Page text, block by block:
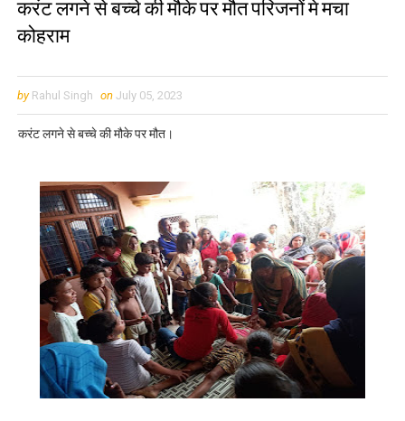
करंट लगने से बच्चे की मौके पर मौत परिजनों मे मचा
कोहराम
by Rahul Singh on July 05, 2023
करंट लगने से बच्चे की मौके पर मौत।